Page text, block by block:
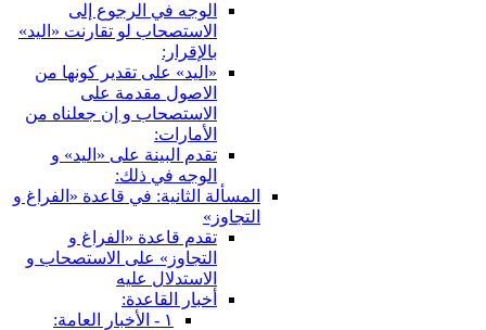
الوجه في الرجوع إلى
الاستصحاب لو تقارنت «اليد»
بالإقرار:
«اليد» على تقدير كونها من
الاصول مقدمة على
الاستصحاب و إن جعلناه من
الأمارات:
تقدم البينة على «اليد» و
الوجه في ذلك:
المسألة الثانية: في قاعدة «الفراغ و
التجاوز»
تقدم قاعدة «الفراغ و
التجاوز» على الاستصحاب و
الاستدلال عليه
أخبار القاعدة:
١ - الأخبار العامة: